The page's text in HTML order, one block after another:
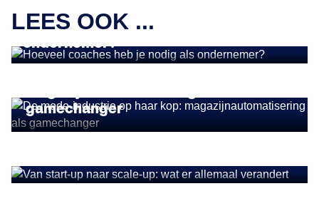
LEES OOK ...
Hoeveel coaches heb je nodig als
ondernemer?
OPINIES
gamechanger
OPINIES